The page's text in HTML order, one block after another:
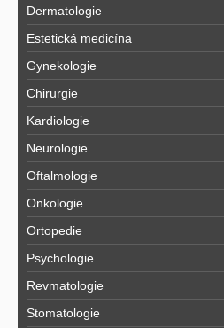
Dermatologie
Estetická medicína
Gynekologie
Chirurgie
Kardiologie
Neurologie
Oftalmologie
Onkologie
Ortopedie
Psychologie
Revmatologie
Stomatologie